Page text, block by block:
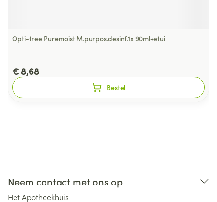
Opti-free Puremoist M.purpos.desinf.1x 90ml+etui
€ 8,68
Bestel
Neem contact met ons op
Het Apotheekhuis